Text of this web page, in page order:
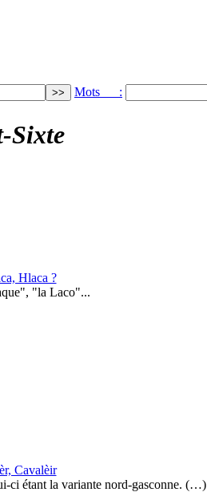
Mots :
Sixte
Hlaca ?
"la Laco"...
Cavalèir
ci étant la variante nord-gasconne. (…)